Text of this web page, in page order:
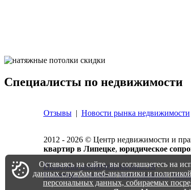
Специалисты по недвижимости
Отзывы | Новости рынка недвижимости
2012 - 2026© Центр недвижимости и
квартир в Липецке, юридическое
Политика конфиденциальности
Политика обработки персональных
Оставаясь на сайте, вы соглашаетесь на
данных службам веб-аналитики и
персональных данных, собираемых